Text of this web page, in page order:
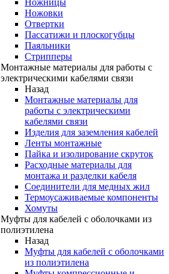
Ножницы
Ножовки
Отвертки
Пассатижи и плоскогубцы
Паяльники
Стрипперы
Монтажные материалы для работы с
электрическими кабелями связи
Назад
Монтажные материалы для
работы с электрическими
кабелями связи
Изделия для заземления кабелей
Ленты монтажные
Пайка и изолирование скруток
Расходные материалы для
монтажа и разделки кабеля
Соединители для медных жил
Термоусаживаемые компоненты
Хомуты
Муфты для кабелей с оболочками из
полиэтилена
Назад
Муфты для кабелей с оболочками
из полиэтилена